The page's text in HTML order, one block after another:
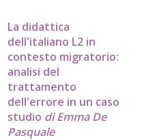
La didattica
dell'italiano L2 in
contesto migratorio:
analisi del
trattamento
dell'errore in un caso
studio di Emma De
Pasquale